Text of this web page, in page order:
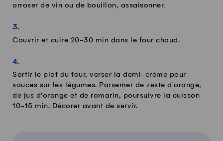
arroser de vin ou de bouillon, assaisonner.
Couvrir et cuire 20-30 min dans le four chaud.
Sortir le plat du four, verser la demi-crème pour
sauces sur les légumes. Parsemer de zeste d'orange,
de jus d'orange et de romarin, poursuivre la cuisson
10-15 min. Décorer avant de servir.